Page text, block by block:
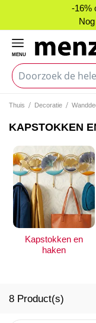
-16%
MENU
Thuis Decoratie
KAPSTOKKEN
Kapstokken en
haken
8 Product(s)